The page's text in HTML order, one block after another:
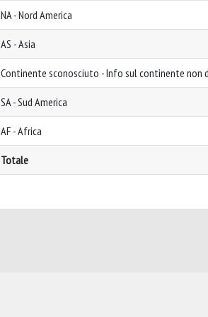
NA - Nord America
AS - Asia
Continente sconosciuto - Info sul continente non
SA - Sud America
AF - Africa
Totale